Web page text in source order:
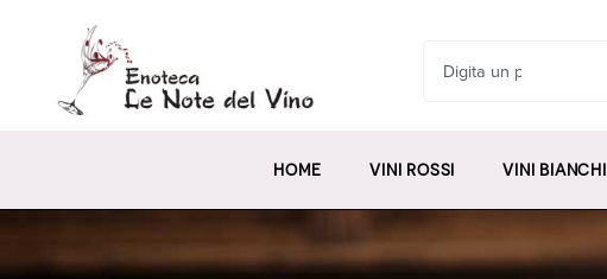
HOME VINI ROSSI VINI BIANCHI